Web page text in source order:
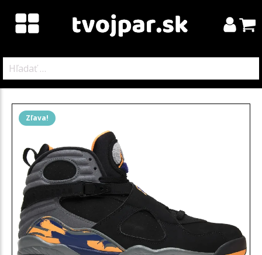
Zľava!